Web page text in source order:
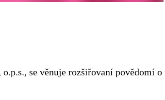
se věnuje rozšiřovaní povědomí